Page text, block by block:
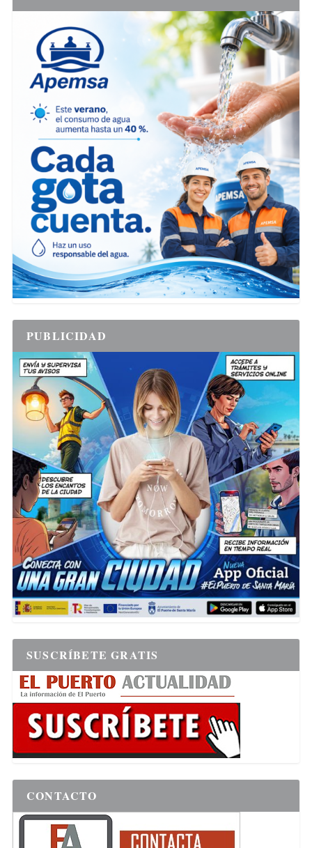
PUBLICIDAD
SUSCRÍBETE GRATIS
CONTACTO